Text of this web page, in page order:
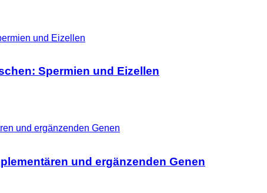
Spermien und Eizellen
und ergänzenden Genen